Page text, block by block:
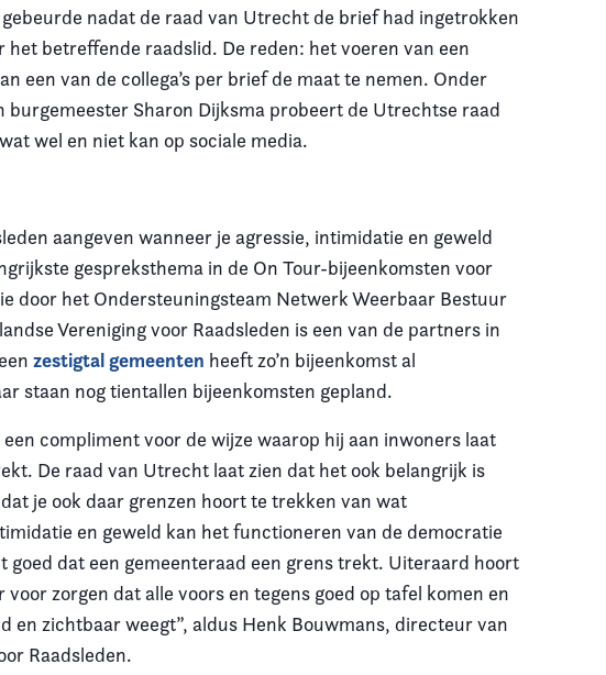
nadat de raad van Utrecht de brief had ingetrokken
het betreffende raadslid. De reden: het voeren van een
een van de collega’s per brief de maat te nemen. Onder
burgemeester Sharon Dijksma probeert de Utrechtse raad
wel en niet kan op sociale media.
aangeven wanneer je agressie, intimidatie en geweld
gespreksthema in de On Tour-bijeenkomsten voor
door het Ondersteuningsteam Netwerk Weerbaar Bestuur
Vereniging voor Raadsleden is een van de partners in
zestigtal gemeenten heeft zo’n bijeenkomst al
staan nog tientallen bijeenkomsten gepland.
compliment voor de wijze waarop hij aan inwoners laat
De raad van Utrecht laat zien dat het ook belangrijk is
je ook daar grenzen hoort te trekken van wat
en geweld kan het functioneren van de democratie
goed dat een gemeenteraad een grens trekt. Uiteraard hoort
zorgen dat alle voors en tegens goed op tafel komen en
en zichtbaar weegt”, aldus Henk Bouwmans, directeur van
Raadsleden.